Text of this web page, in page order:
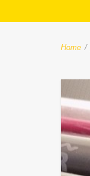
Home /